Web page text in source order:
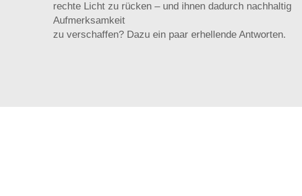
rechte Licht zu rücken – und ihnen dadurch nachhaltig
Aufmerksamkeit
zu verschaffen? Dazu ein paar erhellende Antworten.